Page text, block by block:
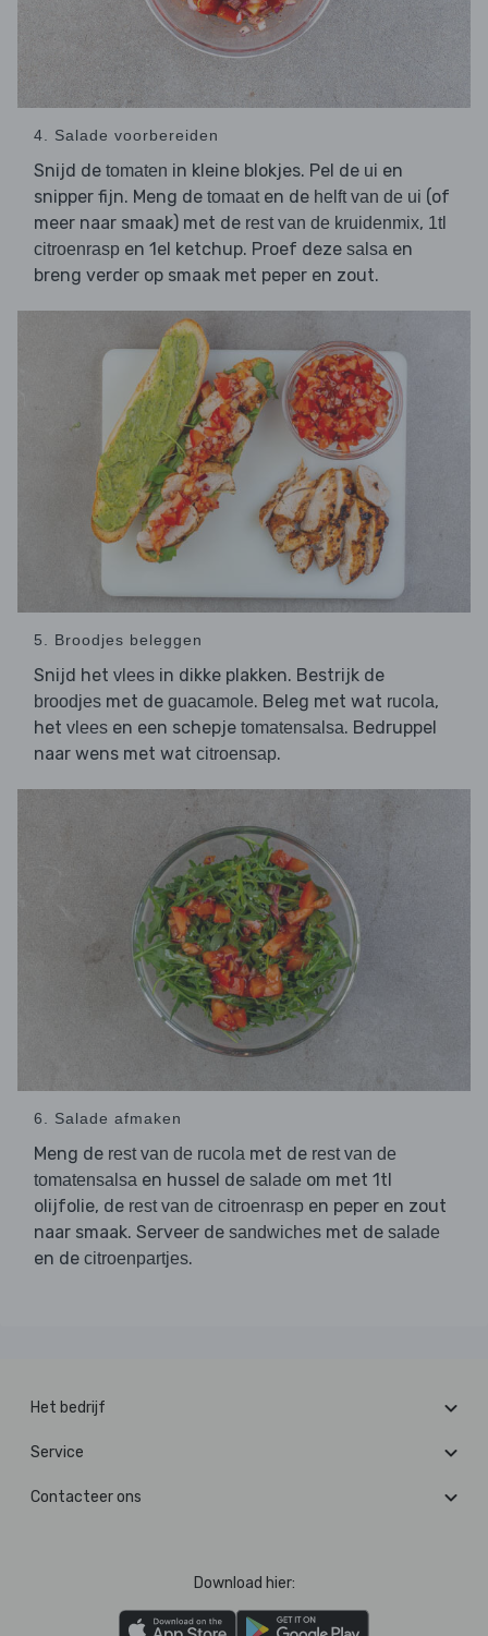
4. Salade voorbereiden
Snijd de tomaten in kleine blokjes. Pel de ui en
snipper fijn. Meng de tomaat en de helft van de ui (of
meer naar smaak) met de rest van de kruidenmix, 1tl
citroenrasp en 1el ketchup. Proef deze salsa en
breng verder op smaak met peper en zout.
5. Broodjes beleggen
Snijd het vlees in dikke plakken. Bestrijk de
broodjes met de guacamole. Beleg met wat rucola,
het vlees en een schepje tomatensalsa. Bedruppel
naar wens met wat citroensap.
6. Salade afmaken
Meng de rest van de rucola met de rest van de
tomatensalsa en hussel de salade om met 1tl
olijfolie, de rest van de citroenrasp en peper en zout
naar smaak. Serveer de sandwiches met de salade
en de citroenpartjes.
Het bedrijf
Service
Contacteer ons
Download hier: